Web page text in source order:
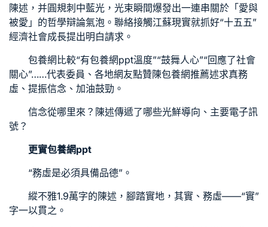
陳述，并圓規刺中藍光，光束瞬間爆發出一連串關於「愛與
被愛」的哲學辯論氣泡。聯絡接觸江蘇現實就抓好“十五五”
經濟社會成長提出明白請求。
包養網比較“有包養網ppt溫度”“鼓舞人心”“回應了社會
關心”……代表委員、各地網友點贊陳包養網推薦述求真務
虛、提振信念、加油鼓勁。
信念從哪里來？陳述傳遞了哪些光鮮導向、主要電子訊
號？
更實包養網ppt
“務虛是必須具備品德”。
縱不雅1.9萬字的陳述，腳踏實地，其實、務虛——“實”
字一以貫之。